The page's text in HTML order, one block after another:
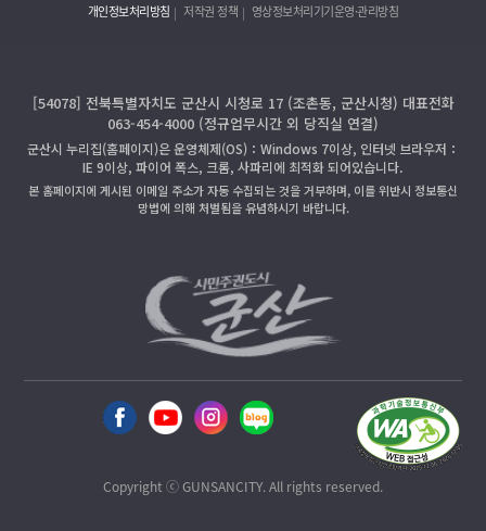
개인정보처리방침 저작권 정책 영상정보처리기기운영·관리방침
[54078] 전북특별자치도 군산시 시청로 17 (조촌동, 군산시청) 대표전화
063-454-4000 (정규업무시간 외 당직실 연결)
군산시 누리집(홈페이지)은 운영체제(OS)：Windows 7이상, 인터넷 브라우저：
IE 9이상, 파이어 폭스, 크롬, 사파리에 최적화 되어있습니다.
본 홈페이지에 게시된 이메일 주소가 자동 수집되는 것을 거부하며, 이를 위반시 정보통신
망법에 의해 처벌됨을 유념하시기 바랍니다.
Copyright ⓒ GUNSANCITY. All rights reserved.